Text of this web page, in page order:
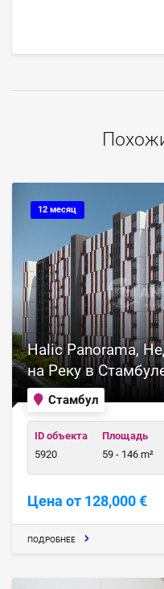
12 месяц
Стамбул
Halic Panorama,
на Реку в
ID объекта
5920
Площадь
59 - 146 m²
Цена от 128,000 €
ПОДРОБНЕЕ